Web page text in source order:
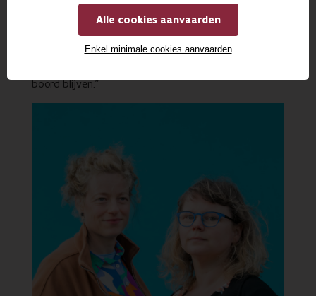
Alle cookies aanvaarden
Enkel minimale cookies aanvaarden
ideale gelegenheid om die mensen te bedanken, en in
West-Vlaanderen hebben ze dat persoonlijk
aangepakt. “We moeten ervoor zorgen dat de
boord blijven.”